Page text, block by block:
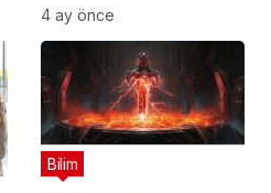
Hikayesini “İtfaiyecinin
Sırrı” Oyunuyla
Anlatıyor
4 ay önce
Bilim